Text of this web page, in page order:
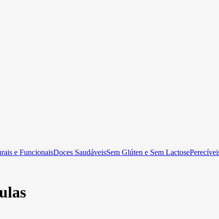
e FuncionaisDoces SaudáveisSem Glúten e Sem Lactose